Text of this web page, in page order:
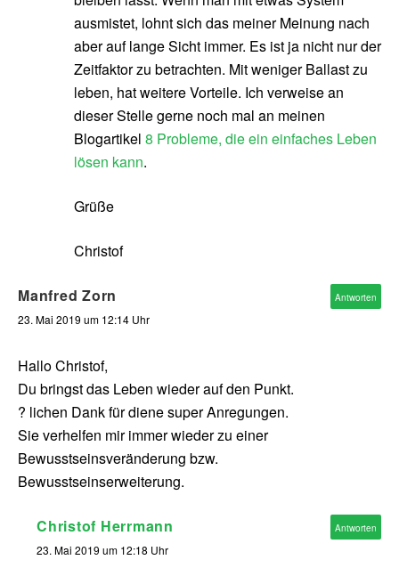
ausmistet, lohnt sich das meiner Meinung nach
aber auf lange Sicht immer. Es ist ja nicht nur der
Zeitfaktor zu betrachten. Mit weniger Ballast zu
leben, hat weitere Vorteile. Ich verweise an
dieser Stelle gerne noch mal an meinen
Blogartikel 8 Probleme, die ein einfaches Leben
lösen kann.
Grüße
Christof
Manfred Zorn
23. Mai 2019 um 12:14 Uhr
Hallo Christof,
Du bringst das Leben wieder auf den Punkt.
? lichen Dank für diene super Anregungen.
Sie verhelfen mir immer wieder zu einer
Bewusstseinsveränderung bzw.
Bewusstseinserweiterung.
Antworten
Christof Herrmann
23. Mai 2019 um 12:18 Uhr
Antworten